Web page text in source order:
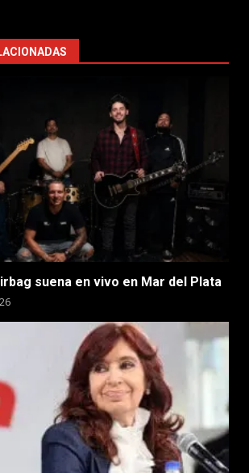
suena en vivo en Mar del Plata